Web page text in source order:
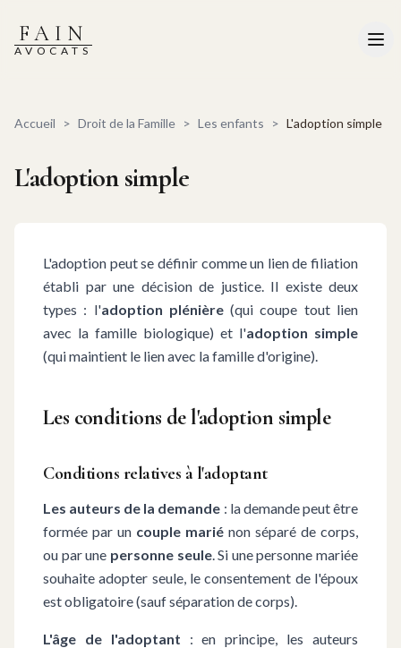
FAIN
AVOCATS
Accueil > Droit de la Famille > Les enfants > L'adoption simple
L'adoption simple
L'adoption peut se définir comme un lien de filiation
établi par une décision de justice. Il existe deux
types : l'adoption plénière(qui coupe tout lien
avec la famille biologique) et l'adoption simple
(qui maintient le lien avec la famille d'origine).
Les conditions de l'adoption simple
Conditions relatives à l'adoptant
Les auteurs de la demande : la demande peut être
formée par un couple marié non séparé de corps,
ou par une personne seule. Si une personne mariée
souhaite adopter seule, le consentement de l'époux
est obligatoire (sauf séparation de corps).
L'âge de l'adoptant : en principe, les auteurs